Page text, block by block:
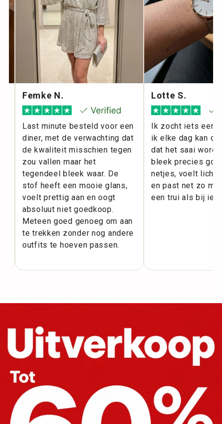
Femke N.
Last minute besteld voor een
diner, met de verwachting dat
de kwaliteit misschien tegen
zou vallen maar het
tegendeel bleek waar. De
stof heeft een mooie glans,
voelt prettig aan en oogt
absoluut niet goedkoop.
Meteen goed genoeg om aan
te trekken zonder nog andere
outfits te hoeven passen.
Lotte S.
Ik zocht iets
ik elke dag kan
dat het saai
bleek precies
netjes, voelt licht
en past net zo
een trui als bij